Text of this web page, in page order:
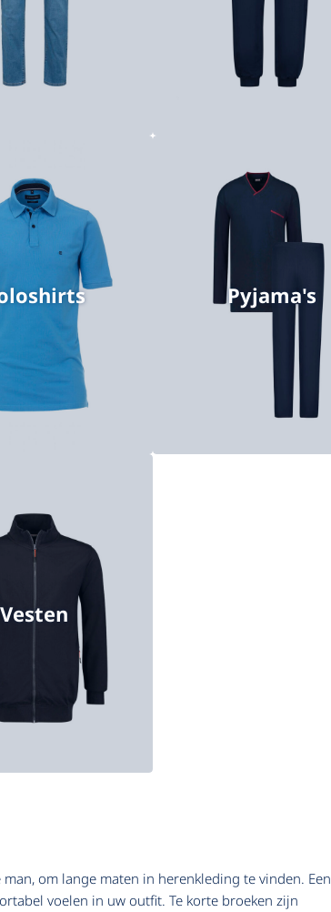
Poloshirts korte mouw
Poloshirts uni kleuren
Pyjama's
Vesten
om lange maten in herenkleding te vinden. Een
voelen in uw outfit. Te korte broeken zijn